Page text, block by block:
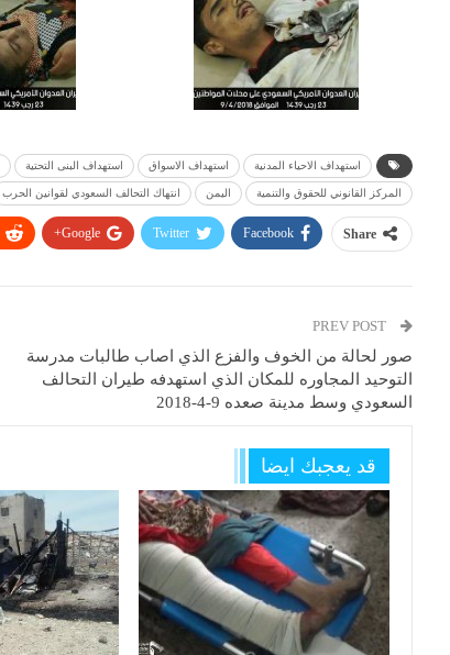
استهداف الاحياء المدنية استهداف الاسواق استهداف البنى التحتية
المركز القانوني للحقوق والتنمية اليمن انتهاك التحالف السعودي لقوانين الحرب
Share
Facebook
Twitter
Google+
PREV POST
صور لحالة من الخوف والفزع الذي اصاب طالبات مدرسة
التوحيد المجاوره للمكان الذي استهدفه طيران التحالف
السعودي وسط مدينة صعده 9-4-2018
قد يعجبك ايضا